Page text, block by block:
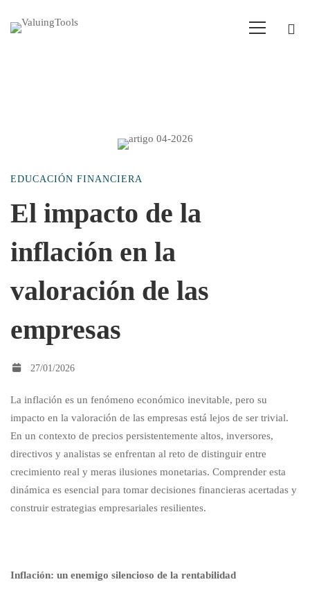
impacto
de
la
inflación
en
la
valoración
EDUCACIÓN FINANCIERA
El impacto de la
inflación en la
valoración de las
empresas
27/01/2026
La inflación es un fenómeno económico inevitable, pero su
impacto en la valoración de las empresas está lejos de ser trivial.
En un contexto de precios persistentemente altos, inversores,
directivos y analistas se enfrentan al reto de distinguir entre
crecimiento real y meras ilusiones monetarias. Comprender esta
dinámica es esencial para tomar decisiones financieras acertadas y
construir estrategias empresariales resilientes.
Inflación: un enemigo silencioso de la rentabilidad